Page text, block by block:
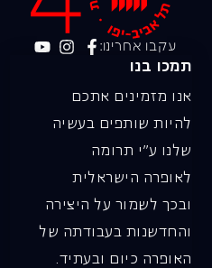
עקבו אחרינו:
תמכו בנו
אנו מזמינים אתכם
להיות שותפים בעשיה
שלנו ע"י תרומה
לאופרה הישראלית
ובכך לשמור על היצירה
והחדשנות בעבודתה של
האופרה כיום ובעתיד.